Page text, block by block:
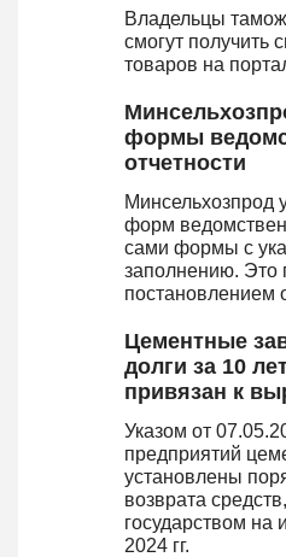
Владельцы
смогут получить
товаров на
формы
отчетности
Минсельхозпрод
форм
сами формы с
заполнению. Это
постановлением
Цементные
долги за 10
привязан к
Указом от
предприятий
установлены
возврата
государством на
2024 гг.